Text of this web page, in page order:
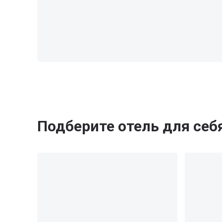
Подберите отель для